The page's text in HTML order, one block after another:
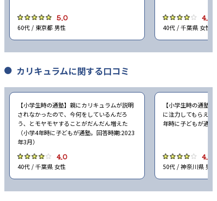
5.0
60代 / 東京都 男性
4.0
40代 / 千葉県 女性
カリキュラムに関する口コミ
【小学生時の通塾】親にカリキュラムが説明
されなかったので、今何をしているんだろ
う、とモヤモヤすることがだんだん増えた
（小学4年時に子どもが通塾。回答時期:2023
年3月）
4.0
40代 / 千葉県 女性
【小学生時の通塾
に注力してもらえ
年時に子どもが通
4.0
50代 / 神奈川県 男性